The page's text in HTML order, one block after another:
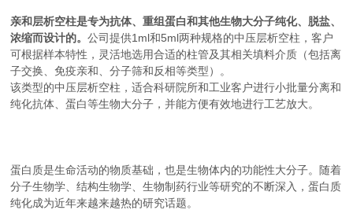
亲和层析空柱是专为抗体、重组蛋白和其他生物大分子纯化、脱盐、
浓缩而设计的。公司提供1ml和5ml两种规格的中压层析空柱，客户
可根据样本特性，灵活地选用合适的柱管及其相关填料介质（包括离
子交换、免疫亲和、分子筛和反相等类型）。
该类型的中压层析空柱，适合科研院所和工业客户进行小批量分离和
纯化抗体、蛋白等生物大分子，并能方便有效地进行工艺放大。
蛋白质是生命活动的物质基础，也是生物体内的功能性大分子。随着
分子生物学、结构生物学、生物制药行业等研究的不断深入，蛋白质
纯化成为近年来越来越热的研究话题。